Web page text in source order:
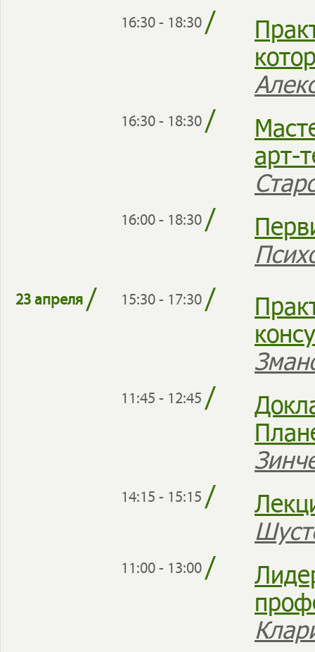
16:30 - 18:30/
16:30 - 18:30/
арт-
16:00 - 18:30/
23 апреля/ 15:30 - 17:30/
11:45 - 12:45 /
14:15 - 15:15 /
11:00 - 13:00/